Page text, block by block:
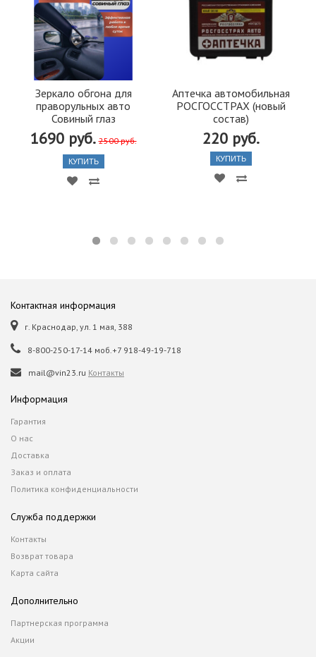
Зеркало обгона для
праворульных авто
Совиный глаз
1690 руб. 2500 руб.
КУПИТЬ
Аптечка автомобильная
РОСГОССТРАХ (новый
состав)
220 руб.
КУПИТЬ
Контактная информация
г. Краснодар, ул. 1 мая, 388
8-800-250-17-14 моб.+7 918-49-19-718
mail@vin23.ru Контакты
Информация
Гарантия
О нас
Доставка
Заказ и оплата
Политика конфиденциальности
Служба поддержки
Контакты
Возврат товара
Карта сайта
Дополнительно
Партнерская программа
Акции